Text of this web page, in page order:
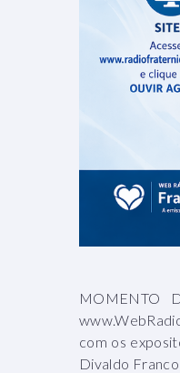
MOMENTO
com os
Divaldo